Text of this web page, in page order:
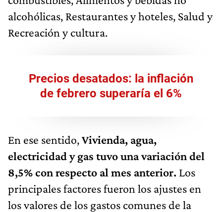
alcohólicas, Restaurantes y hoteles, Salud y
Recreación y cultura.
Precios desatados: la inflación
de febrero superaría el 6%
En ese sentido,Vivienda, agua,
electricidad y gas tuvo una variación del
8,5% con respecto al mes anterior. Los
principales factores fueron los ajustes en
los valores de los gastos comunes de la